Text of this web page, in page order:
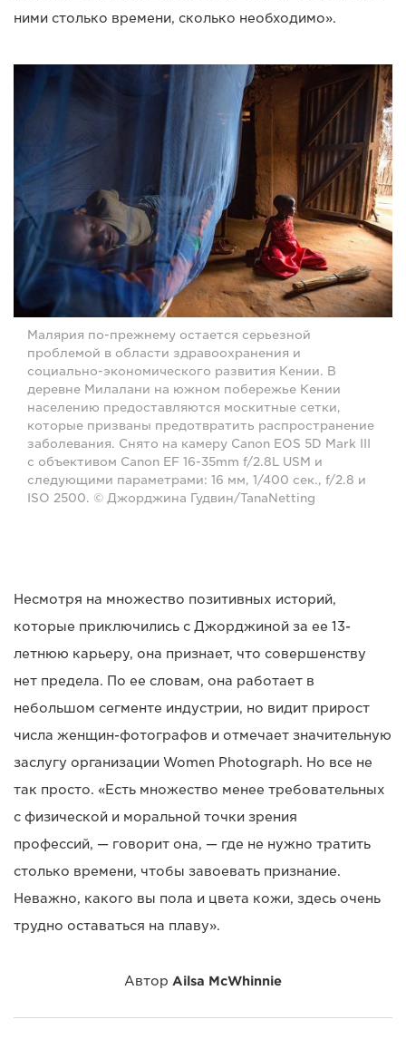
ними столько времени, сколько необходимо».
Малярия по-прежнему остается серьезной
проблемой в области здравоохранения и
социально-экономического развития Кении. В
деревне Милалани на южном побережье Кении
населению предоставляются москитные сетки,
которые призваны предотвратить распространение
заболевания. Снято на камеру Canon EOS 5D Mark III
с объективом Canon EF 16-35mm f/2.8L USM и
следующими параметрами: 16 мм, 1/400 сек., f/2.8 и
ISO 2500. © Джорджина Гудвин/TanaNetting
Несмотря на множество позитивных историй,
которые приключились с Джорджиной за ее 13-
летнюю карьеру, она признает, что совершенству
нет предела. По ее словам, она работает в
небольшом сегменте индустрии, но видит прирост
числа женщин-фотографов и отмечает значительную
заслугу организации Women Photograph. Но все не
так просто. «Есть множество менее требовательных
с физической и моральной точки зрения
профессий, — говорит она, — где не нужно тратить
столько времени, чтобы завоевать признание.
Неважно, какого вы пола и цвета кожи, здесь очень
трудно оставаться на плаву».
Автор Ailsa McWhinnie